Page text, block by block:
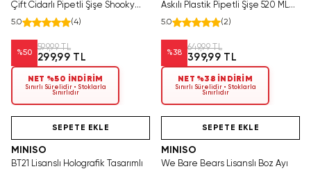
Çift Cidarlı Pipetli Şişe Shooky
800 ml
5.0 (4)
%50
599,99 TL
299,99 TL
NET %50 İNDİRİM
Sınırlı Sürelidir • Stoklarla
Sınırlıdır
Askılı Plastik Pipetli Şişe 520 ML
16,3 Cm
5.0 (2)
%38
649,99 TL
399,99 TL
NET %38 İNDİRİM
Sınırlı Sürelidir • Stoklarla
Sınırlıdır
SEPETE EKLE
MINISO
BT21 Lisanslı Holografik Tasarımlı
SEPETE EKLE
MINISO
We Bare Bears Lisanslı Boz Ayı